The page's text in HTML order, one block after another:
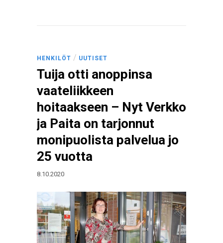
HENKILÖT / UUTISET
Tuija otti anoppinsa
vaateliikkeen
hoitaakseen – Nyt Verkko
ja Paita on tarjonnut
monipuolista palvelua jo
25 vuotta
8.10.2020